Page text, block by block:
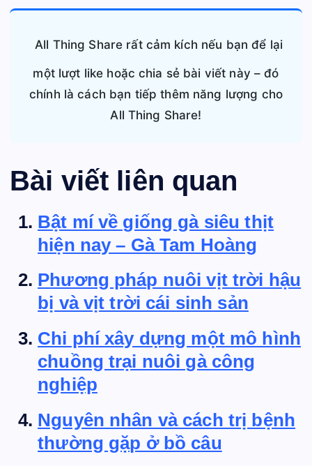
All Thing Share rất cảm kích nếu bạn để lại
một lượt like hoặc chia sẻ bài viết này – đó
chính là cách bạn tiếp thêm năng lượng cho
All Thing Share!
Bài viết liên quan
Bật mí về giống gà siêu thịt
hiện nay – Gà Tam Hoàng
Phương pháp nuôi vịt trời hậu
bị và vịt trời cái sinh sản
Chi phí xây dựng một mô hình
chuồng trại nuôi gà công
nghiệp
Nguyên nhân và cách trị bệnh
thường gặp ở bồ câu